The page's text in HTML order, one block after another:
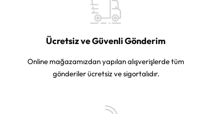
Ücretsiz ve Güvenli Gönderim
Online mağazamızdan yapılan alışverişlerde tüm
gönderiler ücretsiz ve sigortalıdır.